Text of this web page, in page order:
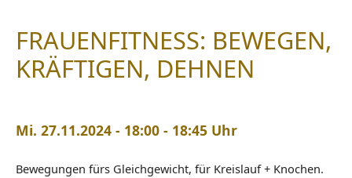
FRAUENFITNESS: BEWEGEN,
KRÄFTIGEN, DEHNEN
Mi. 27.11.2024 - 18:00 - 18:45 Uhr
Bewegungen fürs Gleichgewicht, für Kreislauf + Knochen.